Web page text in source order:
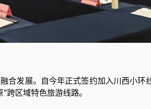
发展。自今年正式签约加入川西小环
跨区域特色旅游线路。